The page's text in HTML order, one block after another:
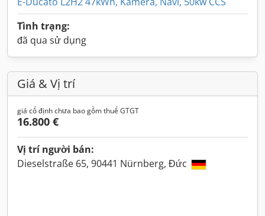
Tình trạng:
đã qua sử dụng
Giá & Vị trí
giá cố định chưa bao gồm thuế GTGT
16.800 €
Vị trí người bán:
Dieselstraße 65, 90441 Nürnberg, Đức